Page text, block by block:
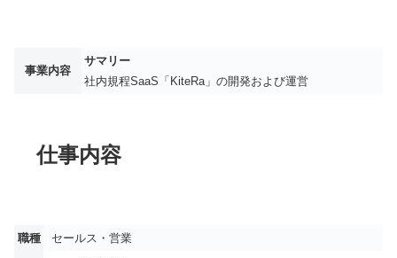
事業内容
サマリー
社内規程SaaS「KiteRa」の開発および運営
仕事内容
職種 セールス・営業